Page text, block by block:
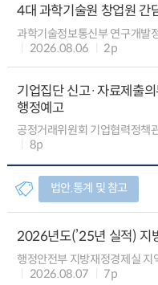
4대 과학기술원 창업원 간
과학기술정보통신부 연구개발
2026.08.06
2p
기업집단 신고·자료제출
행정예고
공정거래위원회 기업협력정책
8p
법안.통계 및 참고
2026년도(’25년 실적) 지
행정안전부 지방재정경제실
2026.08.07
7p